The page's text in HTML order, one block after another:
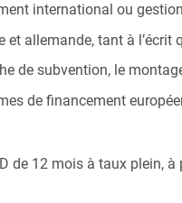
international ou
allemande, tant à l’écrit
de subvention, le
de financement
de 12 mois à taux plein,